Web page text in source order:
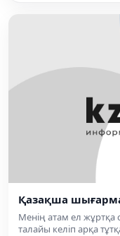
Қазақша
Менің атам ел
талайы келіп арқа